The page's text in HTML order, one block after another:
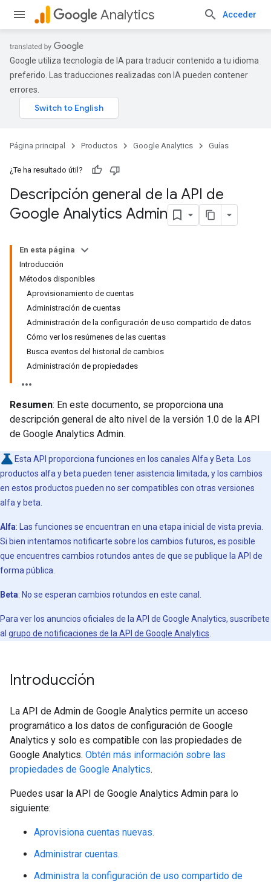
Analytics Acceder
Google utiliza tecnología de IA para traducir contenido a tu idioma
preferido. Las traducciones realizadas con IA pueden contener
errores.
Página principal Productos Google Analytics Guías
¿Te ha resultado útil?
Descripción general de la API de
Google Analytics Admin
En esta página
Introducción
Métodos disponibles
Aprovisionamiento de cuentas
Administración de cuentas
Administración de la configuración de uso compartido de datos
Cómo ver los resúmenes de las cuentas
Busca eventos del historial de cambios
Administración de propiedades
Resumen: En este documento, se proporciona una
descripción general de alto nivel de la versión 1.0 de la API
de Google Analytics Admin.
Esta API proporciona funciones en los canales Alfa y Beta. Los
productos alfa y beta pueden tener asistencia limitada, y los cambios
en estos productos pueden no ser compatibles con otras versiones
alfa y beta.
Alfa: Las funciones se encuentran en una etapa inicial de vista previa.
Si bien intentamos notificarte sobre los cambios futuros, es posible
que encuentres cambios rotundos antes de que se publique la API de
forma pública.
Beta: No se esperan cambios rotundos en este canal.
Para ver los anuncios oficiales de la API de Google Analytics, suscríbete
al grupo de notificaciones de la API de Google Analytics
Introducción
La API de Admin de Google Analytics permite un acceso
programático a los datos de configuración de Google
Analytics y solo es compatible con las propiedades de
Google Analytics. Obtén más información sobre las
propiedades de Google Analytics.
Puedes usar la API de Google Analytics Admin para lo
siguiente:
Aprovisiona cuentas nuevas.
Administrar cuentas.
Administra la configuración de uso compartido de